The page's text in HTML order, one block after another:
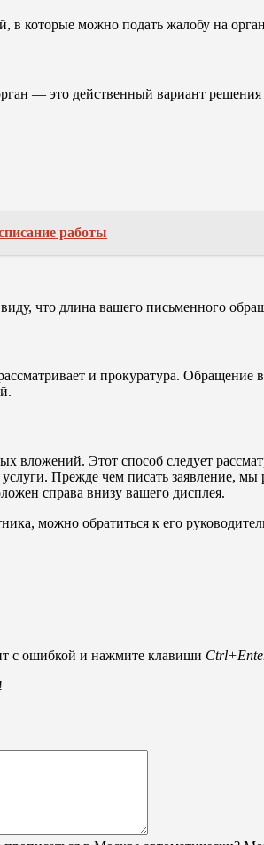
которые можно подать жалобу на
— это действенный вариант
работы
что длина вашего письменного
и прокуратура. Обращение
вложений. Этот способ следует
Прежде чем писать заявление, мы
справа внизу вашего дисплея.
можно обратиться к его
с ошибкой и нажмите клавиши